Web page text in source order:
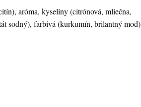
aróma, kyseliny (citrónová, mliečna,
sodný), farbivá (kurkumín, brilantný mod)